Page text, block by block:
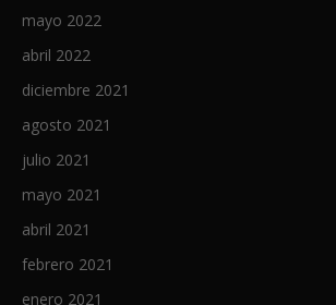
mayo 2022
abril 2022
diciembre 2021
agosto 2021
julio 2021
mayo 2021
abril 2021
febrero 2021
enero 2021